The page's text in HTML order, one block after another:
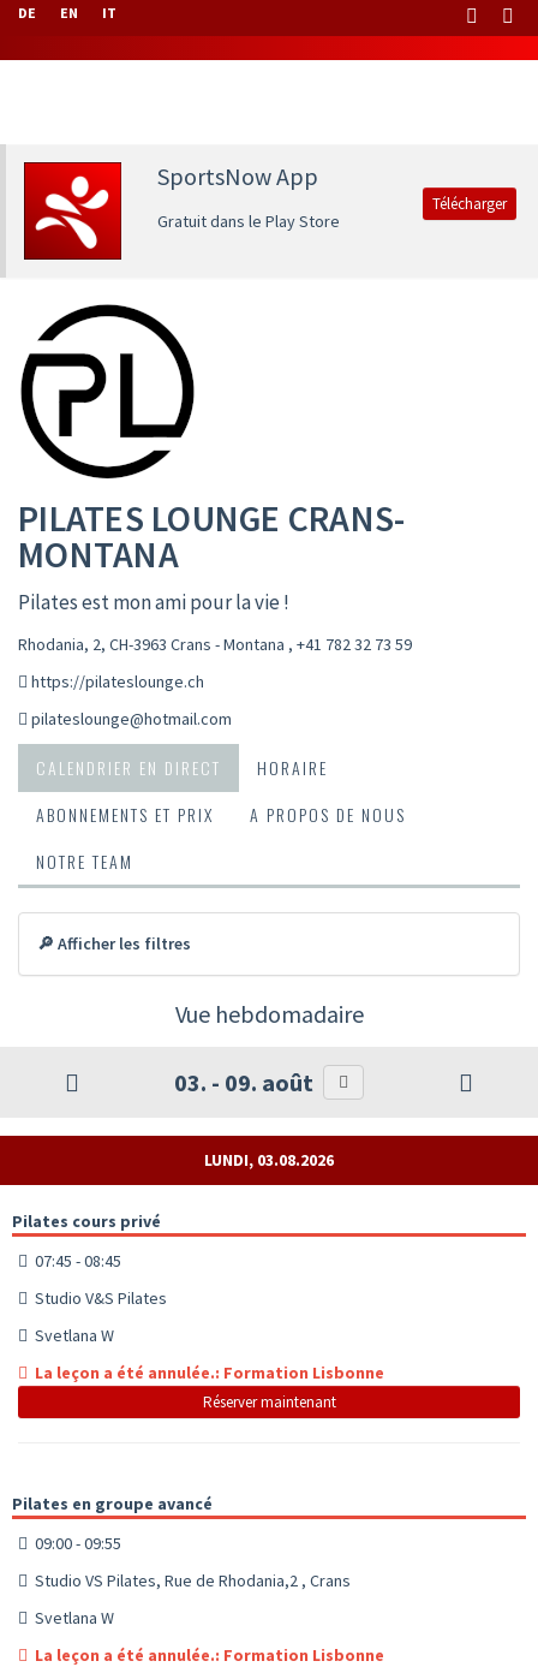
DE EN IT
SportsNow App
Gratuit dans le Play Store
Télécharger
PILATES LOUNGE CRANS-
MONTANA
Pilates est mon ami pour la vie !
Rhodania, 2, CH-3963 Crans - Montana , +41 782 32 73 59
https://pilateslounge.ch
pilateslounge@hotmail.com
CALENDRIER EN DIRECT
HORAIRE
ABONNEMENTS ET PRIX
A PROPOS DE NOUS
NOTRE TEAM
🔎 Afficher les filtres
Vue hebdomadaire
03. - 09. août
LUNDI, 03.08.2026
Pilates cours privé
07:45 - 08:45
Studio V&S Pilates
Svetlana W
La leçon a été annulée.: Formation Lisbonne
Réserver maintenant
Pilates en groupe avancé
09:00 - 09:55
Studio VS Pilates, Rue de Rhodania,2 , Crans
Svetlana W
La leçon a été annulée.: Formation Lisbonne